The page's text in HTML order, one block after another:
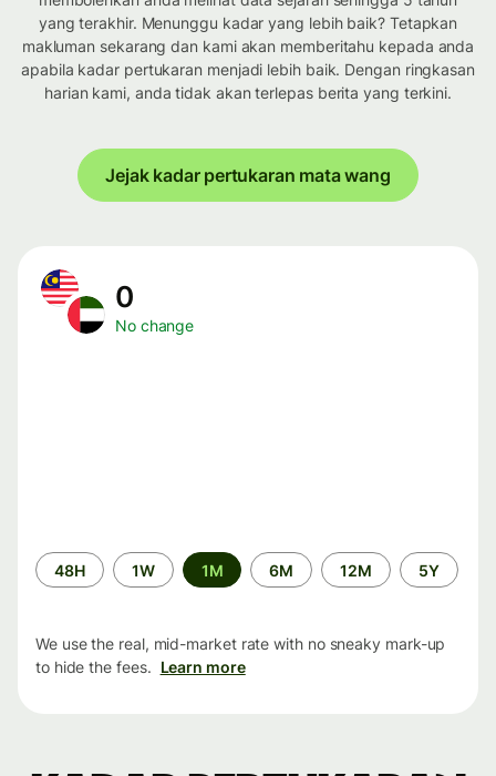
yang terakhir. Menunggu kadar yang lebih baik? Tetapkan
makluman sekarang dan kami akan memberitahu kepada anda
apabila kadar pertukaran menjadi lebih baik. Dengan ringkasan
harian kami, anda tidak akan terlepas berita yang terkini.
Jejak kadar pertukaran mata wang
0
No change
Time
period
48H 1W 1M 6M 12M 5Y
We use the real, mid-market rate with no sneaky mark-up
to hide the fees. Learn more